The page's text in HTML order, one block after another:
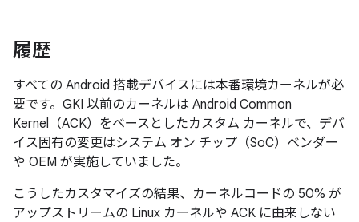
履歴
すべての Android 搭載デバイスには本番環境カーネルが必
要です。GKI 以前のカーネルは Android Common
Kernel（ACK）をベースとしたカスタム カーネルで、デバ
イス固有の変更はシステム オン チップ（SoC）ベンダー
や OEM が実施していました。
こうしたカスタマイズの結果、カーネルコードの 50% が
アップストリームの Linux カーネルや ACK に由来しない